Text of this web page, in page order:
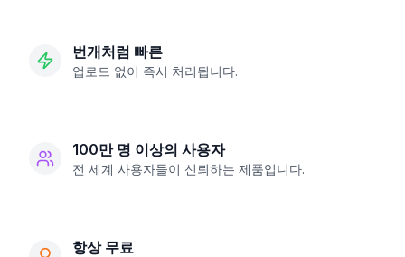
번개처럼 빠른
업로드 없이 즉시 처리됩니다.
100만 명 이상의 사용자
전 세계 사용자들이 신뢰하는 제품입니다.
항상 무료